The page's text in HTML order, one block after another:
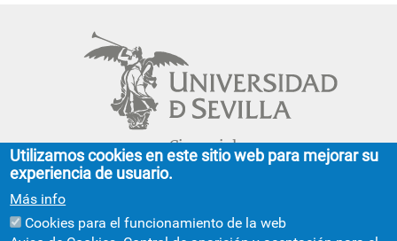
Cinco siglos
impulsando el
conocimiento
FACULTAD DE GEOGRAFÍA E HISTORIA
Utilizamos cookies en este sitio web para mejorar su
experiencia de usuario.
Más info
Cookies para el funcionamiento de la web